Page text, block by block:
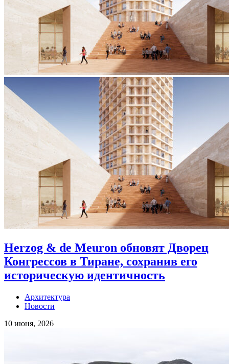
Herzog & de Meuron обновят Дворец
Конгрессов в Тиране, сохранив его
историческую идентичность
Архитектура
Новости
10 июня, 2026